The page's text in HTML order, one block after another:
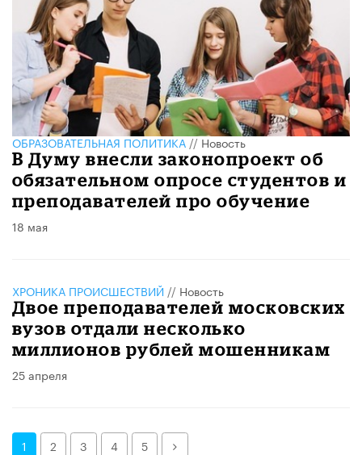
ОБРАЗОВАТЕЛЬНАЯ ПОЛИТИКА//Новость
В Думу внесли законопроект об
обязательном опросе студентов и
преподавателей про обучение
18 мая
ХРОНИКА ПРОИСШЕСТВИЙ // Новость
Двое преподавателей московских
вузов отдали несколько
миллионов рублей мошенникам
25 апреля
1 2 3 4 5 Далее